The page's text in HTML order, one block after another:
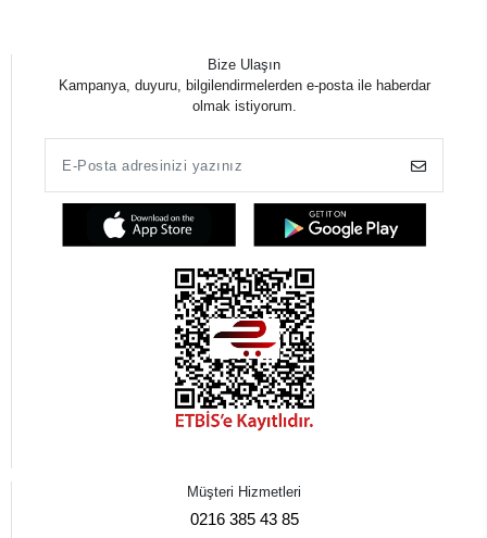
Bize Ulaşın
Kampanya, duyuru, bilgilendirmelerden e-posta ile haberdar
olmak istiyorum.
Müşteri Hizmetleri
0216 385 43 85